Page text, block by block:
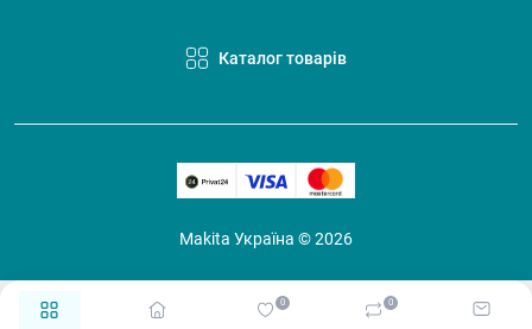
0 0
Каталог товарів
Makita Україна © 2026